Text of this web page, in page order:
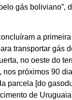
gás boliviano”,
a
transportar gás
no oeste do
nos próximos 90
parcela [do
de